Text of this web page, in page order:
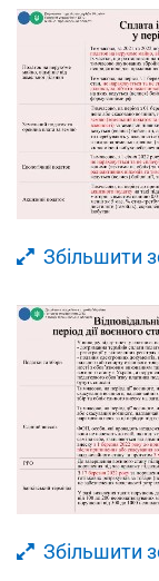
Збільшити
Збільшити